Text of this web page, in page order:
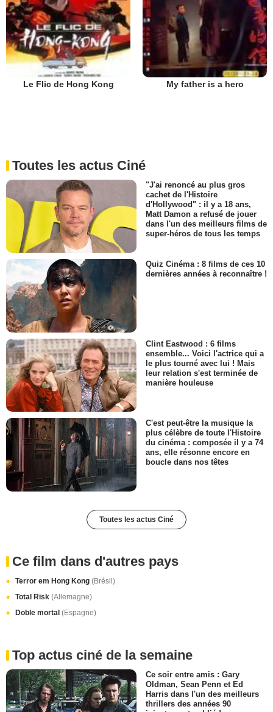
Le Flic de Hong Kong My father is a hero
Toutes les actus Ciné
"J'ai renoncé au plus gros
cachet de l'Histoire
d'Hollywood" : il y a 18 ans,
Matt Damon a refusé de jouer
dans l'un des meilleurs films de
super-héros de tous les temps
Quiz Cinéma : 8 films de ces 10
dernières années à reconnaître !
Clint Eastwood : 6 films
ensemble... Voici l'actrice qui a
le plus tourné avec lui ! Mais
leur relation s'est terminée de
manière houleuse
C'est peut-être la musique la
plus célèbre de toute l'Histoire
du cinéma : composée il y a 74
ans, elle résonne encore en
boucle dans nos têtes
Toutes les actus Ciné
Ce film dans d'autres pays
Terror em Hong Kong (Brésil)
Total Risk (Allemagne)
Doble mortal (Espagne)
Top actus ciné de la semaine
Ce soir entre amis : Gary
Oldman, Sean Penn et Ed
Harris dans l'un des meilleurs
thrillers des années 90